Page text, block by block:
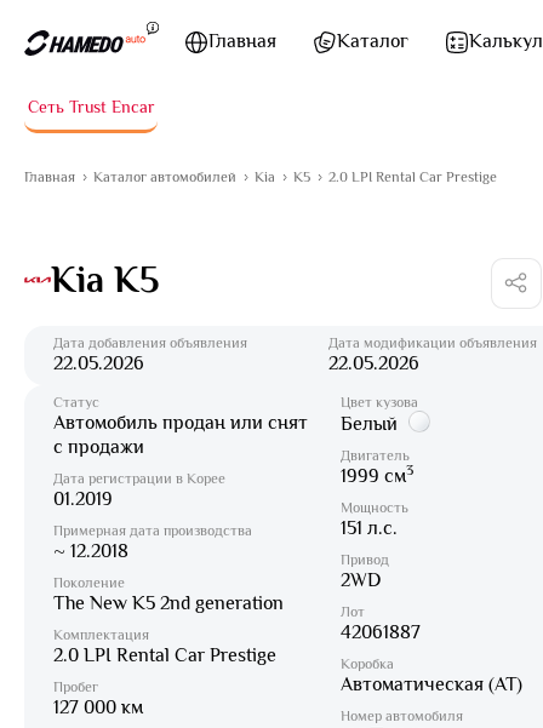
Главная
Каталог
Сеть Trust Encar
Главная Каталог автомобилей Kia K5 2.0 LPI Rental Car Prestige
Kia K5
Дата добавления объявления
22.05.2026
Дата модификации объявления
22.05.2026
Статус
Автомобиль продан или снят
с продажи
Дата регистрации в Корее
01.2019
Примерная дата производства
~ 12.2018
Поколение
The New K5 2nd generation
Комплектация
2.0 LPI Rental Car Prestige
Пробег
127 000 км
Цвет кузова
Белый
Двигатель
1999 см3
Мощность
151 л.с.
Привод
2WD
Лот
42061887
Коробка
Автоматическая (AT)
Номер автомобиля